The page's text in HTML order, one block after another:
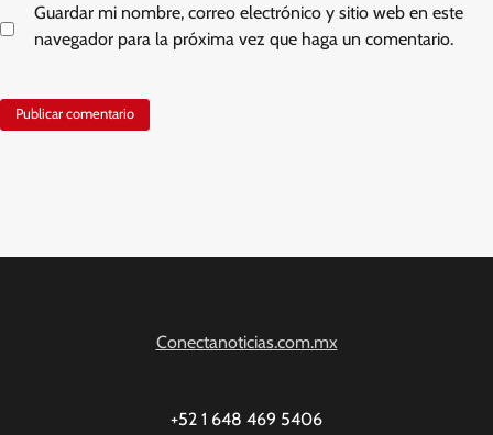
Guardar mi nombre, correo electrónico y sitio web en este
navegador para la próxima vez que haga un comentario.
Conectanoticias.com.mx
+52 1 648 469 5406